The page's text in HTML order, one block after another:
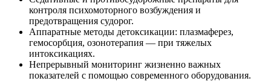
контроля психомоторного возбуждения и
предотвращения судорог.
Аппаратные методы детоксикации: плазмаферез,
гемосорбция, озонотерапия — при тяжелых
интоксикациях.
Непрерывный мониторинг жизненно важных
показателей с помощью современного оборудования.